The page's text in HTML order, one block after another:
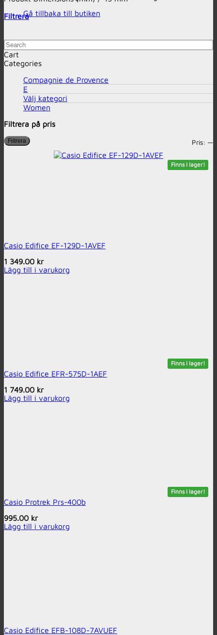
Gå tillbaka till butiken
Filtrera
Search
Cart
Categories
Compagnie de Provence
E
Välj kategori
Women
Filtrera på pris
Filtrera Pris: —
Finns i lager!
Casio Edifice EF-129D-1AVEF
1 349.00 kr
Lägg till i varukorg
Finns i lager!
Casio Edifice EFR-575D-1AEF
1 749.00 kr
Lägg till i varukorg
Finns i lager!
Casio Protrek Prs-400b
995.00 kr
Lägg till i varukorg
Casio Edifice EFB-108D-7AVUEF